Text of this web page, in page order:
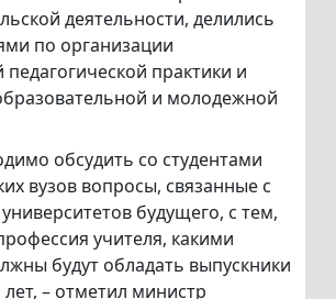
деятельности, делились
по организации
практики и
и молодежной
обсудить со студентами
вузов вопросы, связанные с
будущего, с тем,
учителя, какими
будут обладать выпускники
лет, – отметил министр